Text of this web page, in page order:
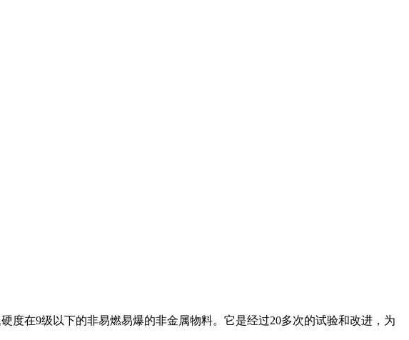
度在9级以下的非易燃易爆的非金属物料。它是经过20多次的试验和改进，为